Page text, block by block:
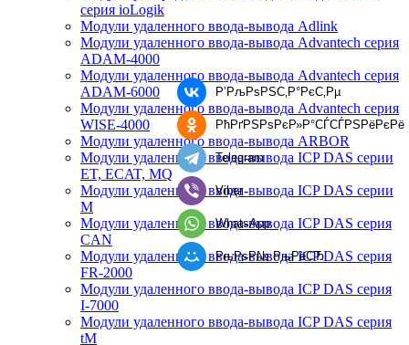
серия ioLogik
Модули удаленного ввода-вывода Adlink
Модули удаленного ввода-вывода Advantech серия
ADAM-4000
Модули удаленного ввода-вывода Advantech серия
ADAM-6000
Модули удаленного ввода-вывода Advantech серия
WISE-4000
Модули удаленного ввода-вывода ARBOR
Модули удаленного ввода-вывода ICP DAS серии
ET, ECAT, MQ
Модули удаленного ввода-вывода ICP DAS серии
M
Модули удаленного ввода-вывода ICP DAS серия
CAN
Модули удаленного ввода-вывода ICP DAS серия
FR-2000
Модули удаленного ввода-вывода ICP DAS серия
I-7000
Модули удаленного ввода-вывода ICP DAS серия
tM
Р’РљРѕРЅС‚Р°РєС‚Рµ
РћРґРЅРѕРєР»Р°СЃСЃРЅРёРєРё
Telegram
Viber
WhatsApp
РњРѕР№ РњРёСЂ